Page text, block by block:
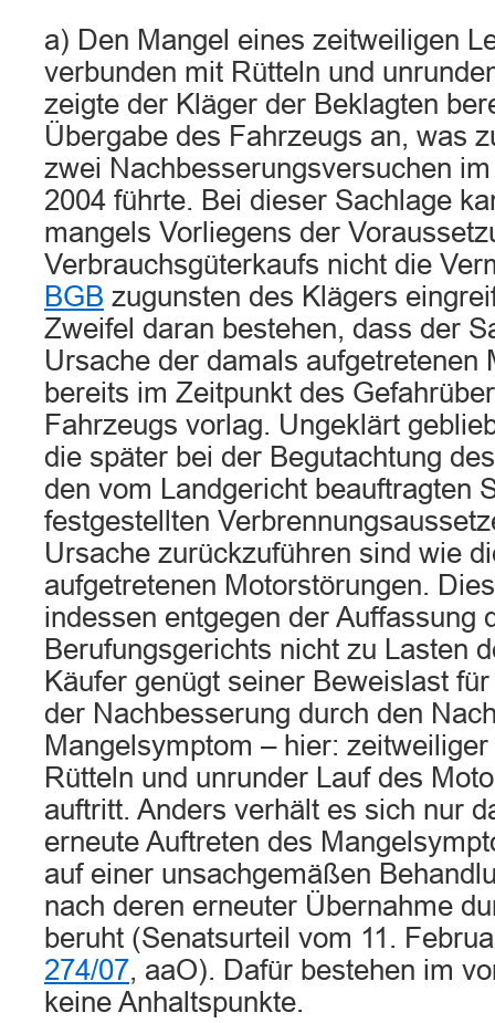
a) Den Mangel eines zeitweiligen
verbunden mit Rütteln und
zeigte der Kläger der Beklagten
Übergabe des Fahrzeugs an, was
zwei Nachbesserungsversuchen
2004 führte. Bei dieser Sachlage
mangels Vorliegens der
Verbrauchsgüterkaufs nicht die
BGB zugunsten des Klägers
Zweifel daran bestehen, dass der
Ursache der damals aufgetretenen
bereits im Zeitpunkt des
Fahrzeugs vorlag. Ungeklärt
die später bei der Begutachtung
den vom Landgericht beauftragten
festgestellten
Ursache zurückzuführen sind wie
aufgetretenen Motorstörungen.
indessen entgegen der Auffassung
Berufungsgerichts nicht zu Lasten
Käufer genügt seiner Beweislast
der Nachbesserung durch den
Mangelsymptom – hier:
Rütteln und unrunder Lauf des
auftritt. Anders verhält es sich nur
erneute Auftreten des
auf einer unsachgemäßen
nach deren erneuter Übernahme
beruht (Senatsurteil vom 11.
274/07, aaO). Dafür bestehen im
keine Anhaltspunkte.